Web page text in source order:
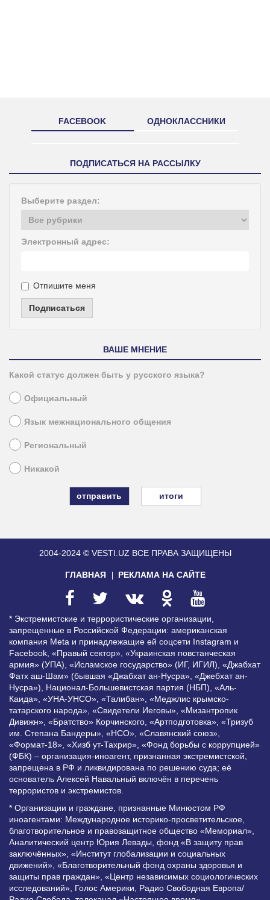
FACEBOOK ОДНОКЛАССНИКИ
ПОДПИСАТЬСЯ НА РАССЫЛКУ
Выберите раздел:
Электронный адрес:
Отпишите меня
Подписаться
ВАШЕ МНЕНИЕ
Какой статус должен быть у русского языка?
Официальный
Язык межнационального общения
Региональный
Никакой
итоги
2004-2024 © VESTI.UZ ВСЕ ПРАВА ЗАЩИЩЕНЫ
ГЛАВНАЯ РЕКЛАМА НА САЙТЕ
* Экстремистские и террористические организации,
запрещенные в Российской Федерации: американская
компания Meta и принадлежащие ей соцсети Instagram и
Facebook, «Правый сектор», «Украинская повстанческая
армия» (УПА), «Исламское государство» (ИГ, ИГИЛ), «Джабхат
Фатх аш-Шам» (бывшая «Джабхат ан-Нусра», «Джебхат ан-
Нусра»), Национал-Большевистская партия (НБП), «Аль-
Каида», «УНА-УНСО», «Талибан», «Меджлис крымско-
татарского народа», «Свидетели Иеговы», «Мизантропик
Дивижн», «Братство» Корчинского, «Артподготовка», «Тризуб
им. Степана Бандеры», «НСО», «Славянский союз»,
«Формат-18», «Хизб ут-Тахрир», «Фонд борьбы с коррупцией»
(ФБК) – организация-иноагент, признанная экстремистской,
запрещена в РФ и ликвидирована по решению суда; её
основатель Алексей Навальный включён в перечень
террористов и экстремистов.
* Организации и граждане, признанные Минюстом РФ
иноагентами: Международное историко-просветительское,
благотворительное и правозащитное общество «Мемориал»,
Аналитический центр Юрия Левады, фонд «В защиту прав
заключённых», «Институт глобализации и социальных
движений», «Благотворительный фонд охраны здоровья и
защиты прав граждан», «Центр независимых социологических
исследований», Голос Америки, Радио Свободная Европа/